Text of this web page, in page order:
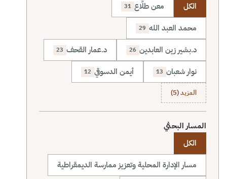
الكل
معن طلَّاع 31
محمد العبد الله 29
د.بشير زين العابدين 26 د.عمار القحف 23
نوار شعبان 13 أيمن الدسوقي 12
المزيد (5)
المسار البحثي
الكل
مسار الإدارة المحلية وتعزيز ممارسة الديمقراطية